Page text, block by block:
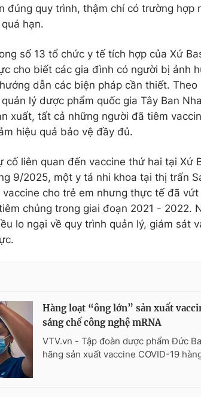
đúng quy trình, thậm chí có trường hợp
hạn.
số 13 tổ chức y tế tích hợp của Xứ
cho biết các gia đình có người bị ảnh
dẫn các biện pháp cần thiết. Theo
lý dược phẩm quốc gia Tây Ban
xuất, tất cả những người đã tiêm
hiệu quả bảo vệ đầy đủ.
cố liên quan đến vaccine thứ hai tại Xứ
9/2025, một y tá nhi khoa tại thị trấn
cho trẻ em nhưng thực tế đã
chủng trong giai đoạn 2021 - 2022.
lo ngại về quy trình quản lý, giám sát
Hàng loạt “ông lớn” sản xuất
sáng chế công nghệ mRNA
VTV.vn - Tập đoàn dược phẩm Đức
hãng sản xuất vaccine COVID-19